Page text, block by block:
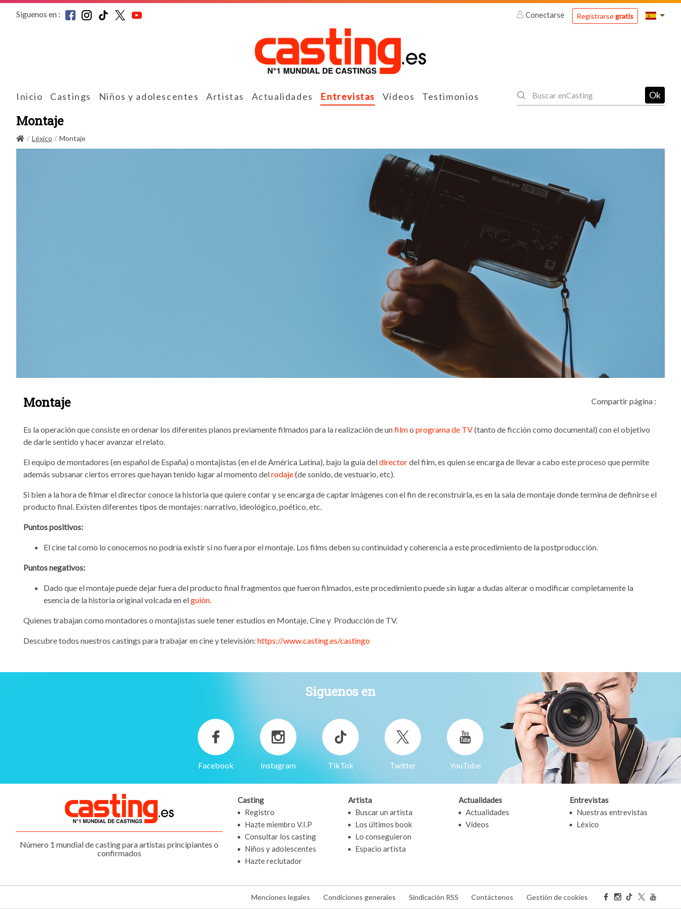
Siguenos en : Conectarse Registrarsegratis
Inicio Castings Niños y adolescentes Artistas Actualidades Entrevistas Vídeos Testimonios Ok
Montaje
Léxico Montaje
Montaje Compartir página :
Es la operación que consiste en ordenar los diferentes planos previamente filmados para la realización de unfilmo programa de TV(tanto de ficción como documental) con el objetivo
de darle sentido y hacer avanzar el relato.
El equipo de montadores (en español de España) o montajistas (en el de América Latina), bajo la guía deldirectordel film, es quien se encarga de llevar a cabo este proceso que permite
además subsanar ciertos errores que hayan tenido lugar al momento delrodaje(de sonido, de vestuario, etc).
Si bien a la hora de filmar el director conoce la historia que quiere contar y se encarga de captar imágenes con el fin de reconstruirla, es en la sala de montaje donde termina de definirse el
producto final. Existen diferentes tipos de montajes: narrativo, ideológico, poético, etc.
Puntos positivos:
El cine tal como lo conocemos no podría existir si no fuera por el montaje. Los films deben su continuidad y coherencia a este procedimiento de la postproducción.
Puntos negativos:
Dado que el montaje puede dejar fuera del producto final fragmentos que fueron filmados, este procedimiento puede sin lugar a dudas alterar o modificar completamente la
esencia de la historia original volcada en elguión.
Quienes trabajan como montadores o montajistas suele tener estudios en Montaje, Cine y Producción de TV.
Descubre todos nuestros castings para trabajar en cine y televisión: https://www.casting.es/castingo
Siguenos en
Facebook Instagram TikTok Twitter YouTube
Número 1 mundial de casting para artistas principiantes o
confirmados
Casting
Registro
Hazte miembro V.I.P
Consultar los casting
Niños y adolescentes
Hazte reclutador
Artista
Buscar un artista
Los últimos book
Lo conseguieron
Espacio artista
Actualidades
Actualidades
Vídeos
Entrevistas
Nuestras entrevistas
Léxico
Menciones legales Condiciones generales Sindicación RSS Contáctenos Gestión de cookies
y mejorar el rendimiento y la seguridad del sitio web.
Para qué sirven estas cookies: